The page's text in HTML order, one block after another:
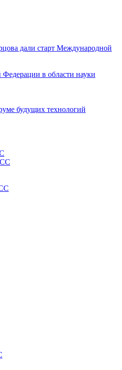
дали старт Международной
в области науки
будущих технологий